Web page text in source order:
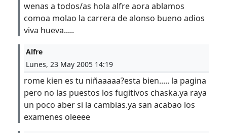
wenas a todos/as hola alfre aora ablamos
comoa molao la carrera de alonso bueno adios
viva hueva.....
Alfre
Lunes, 23 May 2005 14:19
rome kien es tu niñaaaaa?esta bien..... la pagina
pero no las puestos los fugitivos chaska.ya raya
un poco aber si la cambias.ya san acabao los
examenes oleeee